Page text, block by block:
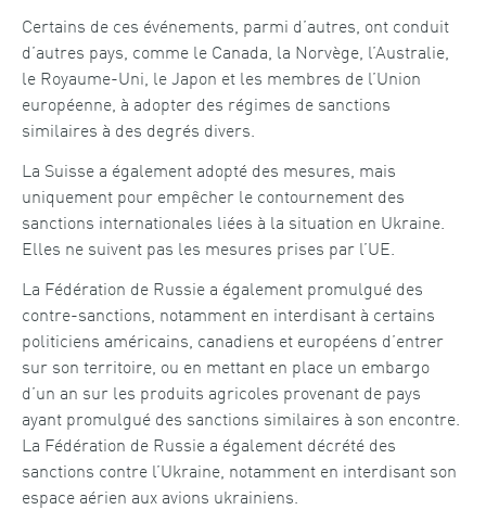
Certains de ces événements, parmi d’autres, ont conduit
d’autres pays, comme le Canada, la Norvège, l’Australie,
le Royaume-Uni, le Japon et les membres de l’Union
européenne, à adopter des régimes de sanctions
similaires à des degrés divers.
La Suisse a également adopté des mesures, mais
uniquement pour empêcher le contournement des
sanctions internationales liées à la situation en Ukraine.
Elles ne suivent pas les mesures prises par l’UE.
La Fédération de Russie a également promulgué des
contre-sanctions, notamment en interdisant à certains
politiciens américains, canadiens et européens d’entrer
sur son territoire, ou en mettant en place un embargo
d’un an sur les produits agricoles provenant de pays
ayant promulgué des sanctions similaires à son encontre.
La Fédération de Russie a également décrété des
sanctions contre l’Ukraine, notamment en interdisant son
espace aérien aux avions ukrainiens.